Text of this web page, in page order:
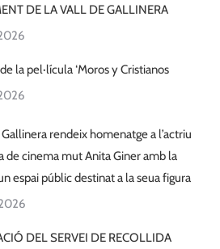
DE LA VALL DE GALLINERA
la pel·lícula ‘Moros y Cristianos
rendeix homenatge a l’actriu
de cinema mut Anita Giner amb la
espai públic destinat a la seua figura
DEL SERVEI DE RECOLLIDA